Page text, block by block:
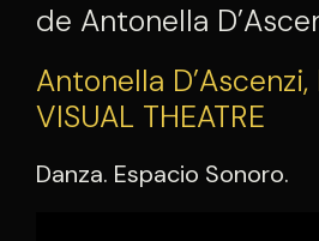
de Antonella
Antonella D’Ascenzi,
VISUAL THEATRE
Danza. Espacio Sonoro.